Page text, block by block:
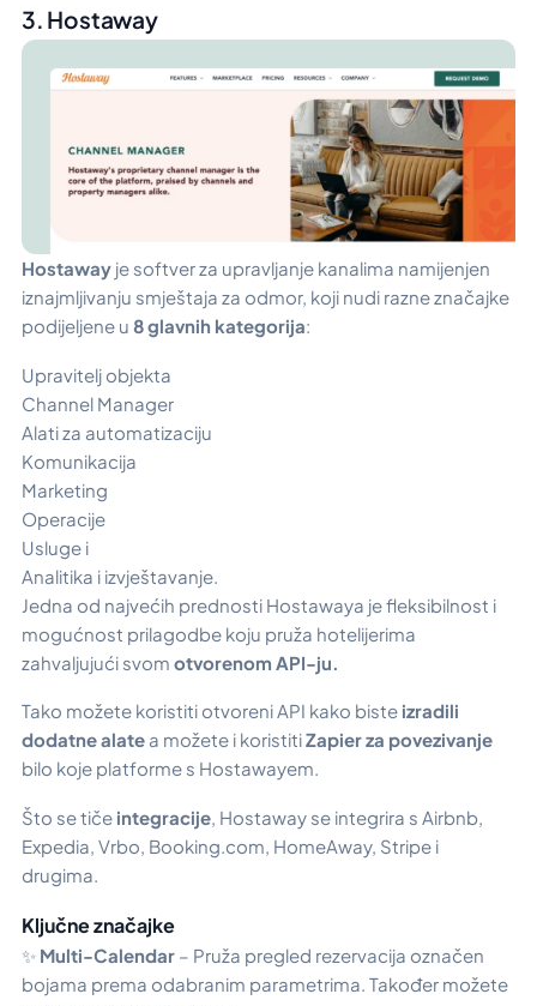
3. Hostaway
Hostaway je softver za upravljanje kanalima namijenjen
iznajmljivanju smještaja za odmor, koji nudi razne značajke
podijeljene u 8 glavnih kategorija:
Upravitelj objekta
Channel Manager
Alati za automatizaciju
Komunikacija
Marketing
Operacije
Usluge i
Analitika i izvještavanje.
Jedna od najvećih prednosti Hostawaya je fleksibilnost i
mogućnost prilagodbe koju pruža hotelijerima
zahvaljujući svom otvorenom API-ju.
Tako možete koristiti otvoreni API kako biste izradili
dodatne alate a možete i koristitiZapier za povezivanje
bilo koje platforme s Hostawayem.
Što se tiče integracije , Hostaway se integrira s Airbnb,
Expedia, Vrbo, Booking.com, HomeAway, Stripe i
drugima.
Ključne značajke
✨ Multi-Calendar – Pruža pregled rezervacija označen
bojama prema odabranim parametrima. Također možete